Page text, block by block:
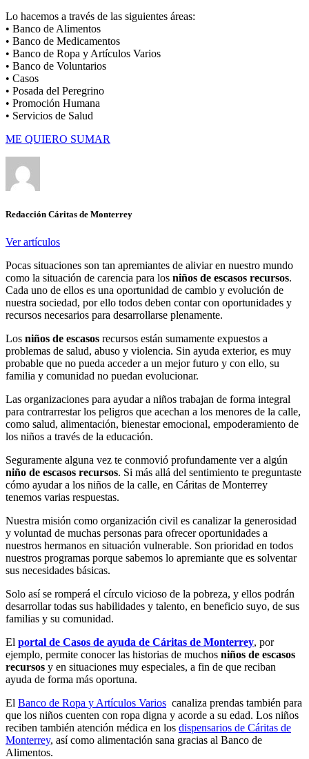
Lo hacemos a través de las siguientes áreas:
• Banco de Alimentos
• Banco de Medicamentos
• Banco de Ropa y Artículos Varios
• Banco de Voluntarios
• Casos
• Posada del Peregrino
• Promoción Humana
• Servicios de Salud
ME QUIERO SUMAR
Redacción Cáritas de Monterrey
Ver artículos
Pocas situaciones son tan apremiantes de aliviar en nuestro mundo
como la situación de carencia para los niños de escasos recursos.
Cada uno de ellos es una oportunidad de cambio y evolución de
nuestra sociedad, por ello todos deben contar con oportunidades y
recursos necesarios para desarrollarse plenamente.
Los niños de escasos recursos están sumamente expuestos a
problemas de salud, abuso y violencia. Sin ayuda exterior, es muy
probable que no pueda acceder a un mejor futuro y con ello, su
familia y comunidad no puedan evolucionar.
Las organizaciones para ayudar a niños trabajan de forma integral
para contrarrestar los peligros que acechan a los menores de la calle,
como salud, alimentación, bienestar emocional, empoderamiento de
los niños a través de la educación.
Seguramente alguna vez te conmovió profundamente ver a algún
niño de escasos recursos. Si más allá del sentimiento te preguntaste
cómo ayudar a los niños de la calle, en Cáritas de Monterrey
tenemos varias respuestas.
Nuestra misión como organización civil es canalizar la generosidad
y voluntad de muchas personas para ofrecer oportunidades a
nuestros hermanos en situación vulnerable. Son prioridad en todos
nuestros programas porque sabemos lo apremiante que es solventar
sus necesidades básicas.
Solo así se romperá el círculo vicioso de la pobreza, y ellos podrán
desarrollar todas sus habilidades y talento, en beneficio suyo, de sus
familias y su comunidad.
El portal de Casos de ayuda de Cáritas de Monterrey, por
ejemplo, permite conocer las historias de muchos niños de escasos
recursos y en situaciones muy especiales, a fin de que reciban
ayuda de forma más oportuna.
El Banco de Ropa y Artículos Varios canaliza prendas también para
que los niños cuenten con ropa digna y acorde a su edad. Los niños
reciben también atención médica en los dispensarios de Cáritas de
Monterrey, así como alimentación sana gracias al Banco de
Alimentos.